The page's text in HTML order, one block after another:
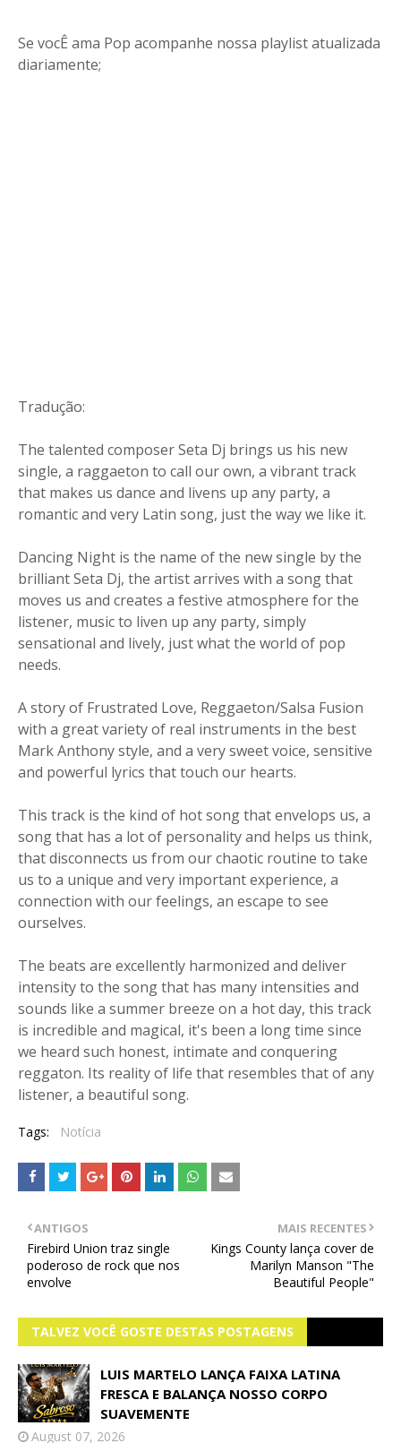
Se vocÊ ama Pop acompanhe nossa playlist atualizada
diariamente;
Tradução:
The talented composer Seta Dj brings us his new
single, a raggaeton to call our own, a vibrant track
that makes us dance and livens up any party, a
romantic and very Latin song, just the way we like it.
Dancing Night is the name of the new single by the
brilliant Seta Dj, the artist arrives with a song that
moves us and creates a festive atmosphere for the
listener, music to liven up any party, simply
sensational and lively, just what the world of pop
needs.
A story of Frustrated Love, Reggaeton/Salsa Fusion
with a great variety of real instruments in the best
Mark Anthony style, and a very sweet voice, sensitive
and powerful lyrics that touch our hearts.
This track is the kind of hot song that envelops us, a
song that has a lot of personality and helps us think,
that disconnects us from our chaotic routine to take
us to a unique and very important experience, a
connection with our feelings, an escape to see
ourselves.
The beats are excellently harmonized and deliver
intensity to the song that has many intensities and
sounds like a summer breeze on a hot day, this track
is incredible and magical, it's been a long time since
we heard such honest, intimate and conquering
reggaton. Its reality of life that resembles that of any
listener, a beautiful song.
Tags: Notícia
MAIS RECENTES
Kings County lança cover de
Marilyn Manson "The
Beautiful People"
ANTIGOS
Firebird Union traz single
poderoso de rock que nos
envolve
TALVEZ VOCÊ GOSTE DESTAS POSTAGENS
LUIS MARTELO LANÇA FAIXA LATINA
FRESCA E BALANÇA NOSSO CORPO
SUAVEMENTE
August 07, 2026